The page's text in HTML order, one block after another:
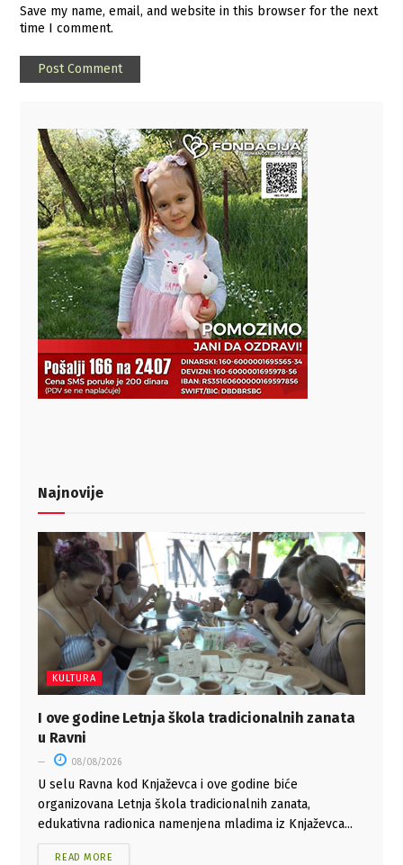
Save my name, email, and website in this browser for the next
time I comment.
Najnovije
KULTURA
I ove godine Letnja škola tradicionalnih zanata
u Ravni
08/08/2026
U selu Ravna kod Knjaževca i ove godine biće
organizovana Letnja škola tradicionalnih zanata,
edukativna radionica namenjena mladima iz Knjaževca...
READ MORE